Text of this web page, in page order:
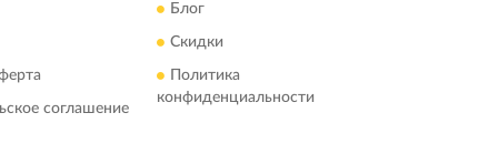
соглашение
Блог
Скидки
Политика
конфиденциальности